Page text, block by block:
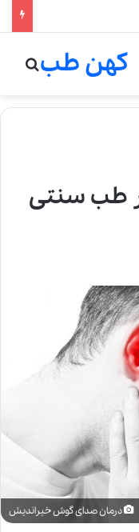
کهن طب
طب سنتی
درمان صدای گوش خیراندیش